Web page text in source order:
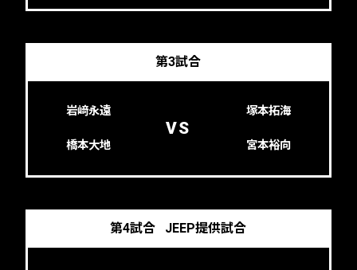
第3試合
岩﨑永遠
橋本大地
VS
塚本拓海
宮本裕向
第4試合 JEEP提供試合